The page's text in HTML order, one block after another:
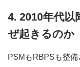
4. 2010年代
ぜ起きるのか
PSMもRBPSも整